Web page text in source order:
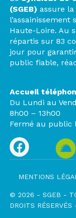
(SGEB) assure la
Haute-Loire. Au
répartis sur 83
jour pour
public fiable,
Accueil
Du Lundi au
8h00 – 13h00
Fermé au public
© 2026 - SGEB -
DROITS RÉSERVÉS
MENTIONS